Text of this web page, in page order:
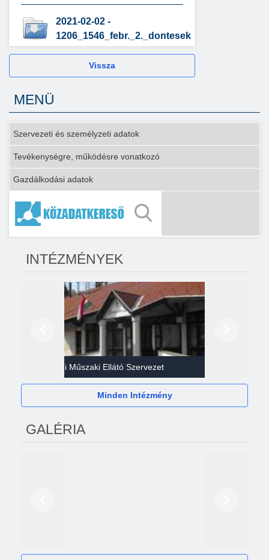
2021-02-02 -
1206_1546_febr._2._dontesek
Vissza
MENÜ
Szervezeti és személyzeti adatok
Tevékenységre, működésre vonatkozó
Gazdálkodási adatok
INTÉZMÉNYEK
Gazdasági Műszaki Ellátó Szervezet
Minden Intézmény
GALÉRIA